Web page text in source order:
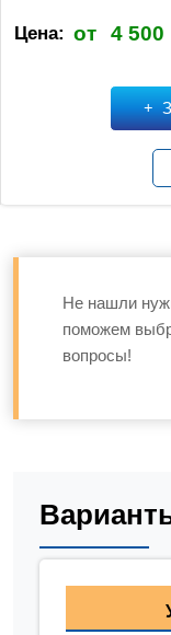
Цена: от 4 500
Не нашли
поможем
вопросы!